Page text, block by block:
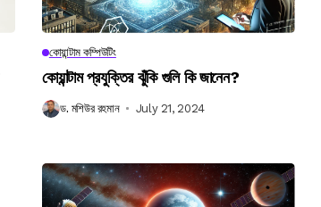
কোয়ান্টাম কম্পিউটিং
কোয়ান্টাম প্রযুক্তির ঝুঁকি গুলি কি জানেন?
ড. মশিউর রহমান July 21, 2024